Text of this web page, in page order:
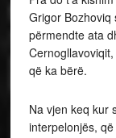
Grigor Bozhoviq
përmendte ata
që ka bërë.
Na vjen keq kur
interpelonjës,